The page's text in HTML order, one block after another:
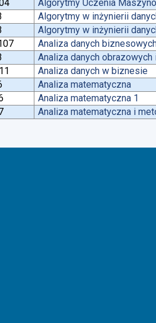
Algorytmy Uczenia
Algorytmy w inżynierii
Algorytmy w inżynierii
Analiza danych
Analiza danych
Analiza danych w biznesie
Analiza matematyczna
Analiza matematyczna 1
Analiza matematyczna i